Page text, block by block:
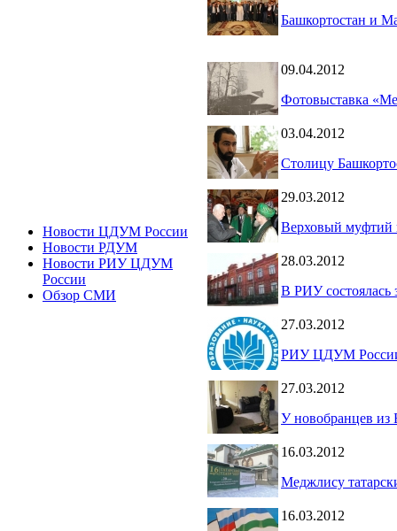
Новости ЦДУМ России
Новости РДУМ
Новости РИУ ЦДУМ
России
Обзор СМИ
Башкортостан и
09.04.2012
Фотовыставка
03.04.2012
Столицу
29.03.2012
Верховый муфтий
28.03.2012
В РИУ состоялась
27.03.2012
РИУ ЦДУМ России
27.03.2012
У новобранцев из
16.03.2012
Меджлису
16.03.2012